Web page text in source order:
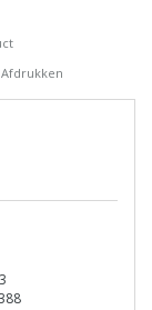
Afdrukken